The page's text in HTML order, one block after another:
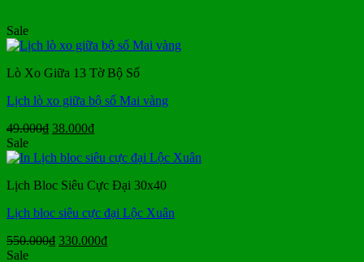
Sale
Lò Xo Giữa 13 Tờ Bộ Số
Lịch lò xo giữa bộ số Mai vàng
49.000₫ Giá
là:
38.000₫Giá
tại
38.000₫.
Sale
Lịch Bloc Siêu Cực Đại 30x40
Lịch bloc siêu cực đại Lộc Xuân
550.000₫ Giá
330.000₫Giá
Sale